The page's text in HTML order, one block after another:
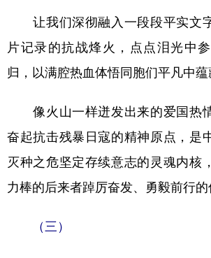
让我们深彻融入一段段平实文
片记录的抗战烽火，点点泪光中
归，以满腔热血体悟同胞们平凡中蕴
像火山一样迸发出来的爱国热
奋起抗击残暴日寇的精神原点，是
灭种之危坚定存续意志的灵魂内核
力棒的后来者踔厉奋发、勇毅前行的
（三）